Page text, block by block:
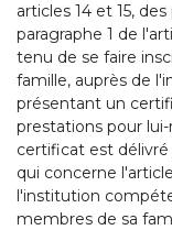
articles 14 et 15,
paragraphe 1 de
tenu de se faire
famille, auprès de
présentant un
prestations pour
certificat est
qui concerne
l'institution
membres de sa